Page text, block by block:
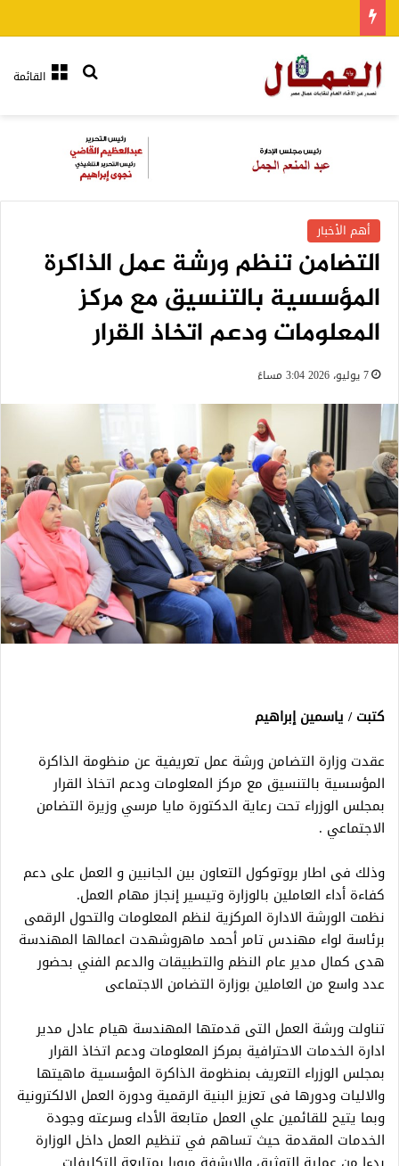
القائمةبحث عن
أهم الأخبار
التضامن تنظم ورشة عمل الذاكرة
المؤسسية بالتنسيق مع مركز
المعلومات ودعم اتخاذ القرار
7 يوليو، 2026 3:04 مساءً
كتبت / ياسمين إبراهيم
عقدت وزارة التضامن ورشة عمل تعريفية عن منظومة الذاكرة
المؤسسية بالتنسيق مع مركز المعلومات ودعم اتخاذ القرار
بمجلس الوزراء تحت رعاية الدكتورة مايا مرسي وزيرة التضامن
الاجتماعي .
وذلك فى اطار بروتوكول التعاون بين الجانبين و العمل على دعم
كفاءة أداء العاملين بالوزارة وتيسير إنجاز مهام العمل.
نظمت الورشة الادارة المركزية لنظم المعلومات والتحول الرقمى
برئاسة لواء مهندس تامر أحمد ماهروشهدت اعمالها المهندسة
هدى كمال مدير عام النظم والتطبيقات والدعم الفني بحضور
عدد واسع من العاملين بوزارة التضامن الاجتماعى
تناولت ورشة العمل التى قدمتها المهندسة هيام عادل مدير
ادارة الخدمات الاحترافية بمركز المعلومات ودعم اتخاذ القرار
بمجلس الوزراء التعريف بمنظومة الذاكرة المؤسسية ماهيتها
والاليات ودورها فى تعزيز البنية الرقمية ودورة العمل الالكترونية
وبما يتيح للقائمين علي العمل متابعة الأداء وسرعته وجودة
الخدمات المقدمة حيث تساهم في تنظيم العمل داخل الوزارة